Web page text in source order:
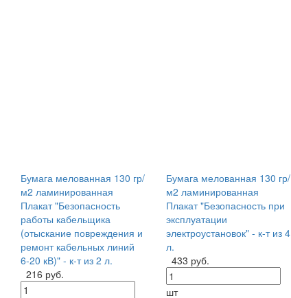
Бумага мелованная 130 гр/
м2 ламинированная
Плакат "Безопасность
работы кабельщика
(отыскание повреждения и
ремонт кабельных линий
6-20 кВ)" - к-т из 2 л.
216 руб.
Бумага мелованная 130 гр/
м2 ламинированная
Плакат "Безопасность при
эксплуатации
электроустановок" - к-т из 4
л.
433 руб.
шт